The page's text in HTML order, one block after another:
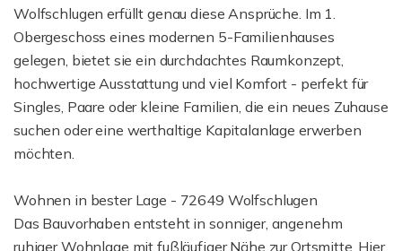
Wolfschlugen erfüllt genau diese Ansprüche. Im 1.
Obergeschoss eines modernen 5-Familienhauses
gelegen, bietet sie ein durchdachtes Raumkonzept,
hochwertige Ausstattung und viel Komfort - perfekt für
Singles, Paare oder kleine Familien, die ein neues Zuhause
suchen oder eine werthaltige Kapitalanlage erwerben
möchten.
Wohnen in bester Lage - 72649 Wolfschlugen
Das Bauvorhaben entsteht in sonniger, angenehm
ruhiger Wohnlage mit fußläufiger Nähe zur Ortsmitte. Hier